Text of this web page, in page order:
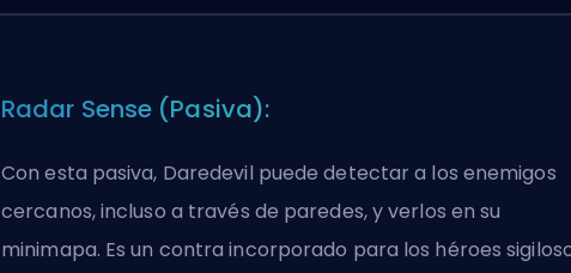
Radar Sense (Pasiva):
Con esta pasiva, Daredevil puede detectar a los enemigos
cercanos, incluso a través de paredes, y verlos en su
minimapa. Es un contra incorporado para los héroes